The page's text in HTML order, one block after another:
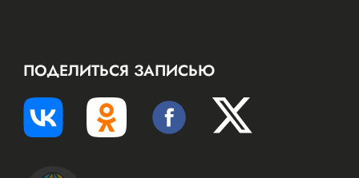
ПОДЕЛИТЬСЯ ЗАПИСЬЮ